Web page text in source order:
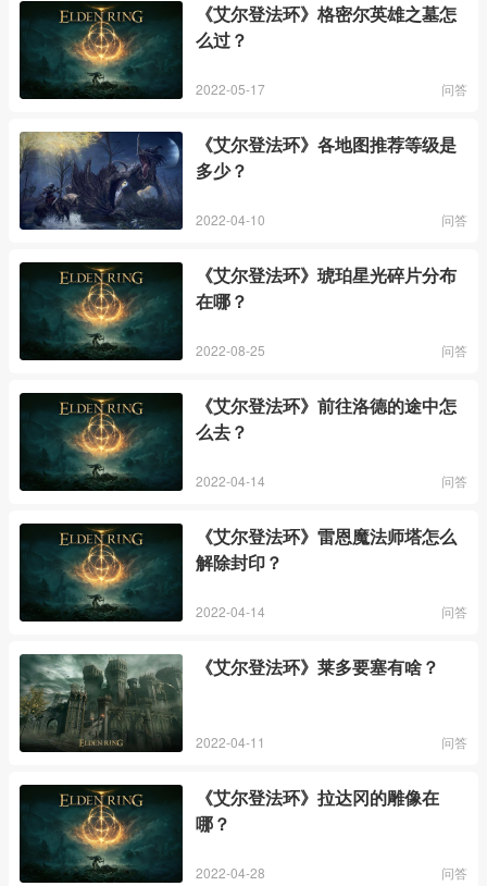
《艾尔登法环》格密尔英雄之墓怎
么过？
2022-05-17 问答
《艾尔登法环》各地图推荐等级是
多少？
2022-04-10 问答
《艾尔登法环》琥珀星光碎片分布
在哪？
2022-08-25 问答
《艾尔登法环》前往洛德的途中怎
么去？
2022-04-14 问答
《艾尔登法环》雷恩魔法师塔怎么
解除封印？
2022-04-14 问答
《艾尔登法环》莱多要塞有啥？
2022-04-11 问答
《艾尔登法环》拉达冈的雕像在
哪？
2022-04-28 问答